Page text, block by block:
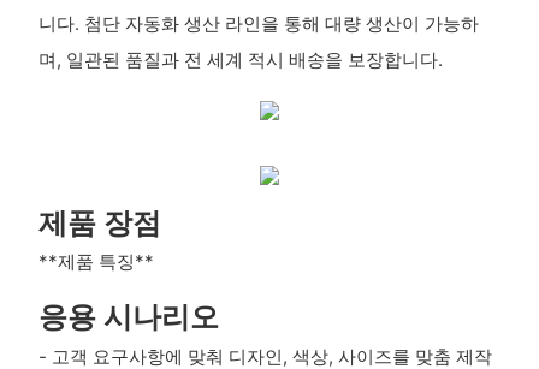
니다. 첨단 자동화 생산 라인을 통해 대량 생산이 가능하
며, 일관된 품질과 전 세계 적시 배송을 보장합니다.
제품 장점
**제품 특징**
응용 시나리오
- 고객 요구사항에 맞춰 디자인, 색상, 사이즈를 맞춤 제작